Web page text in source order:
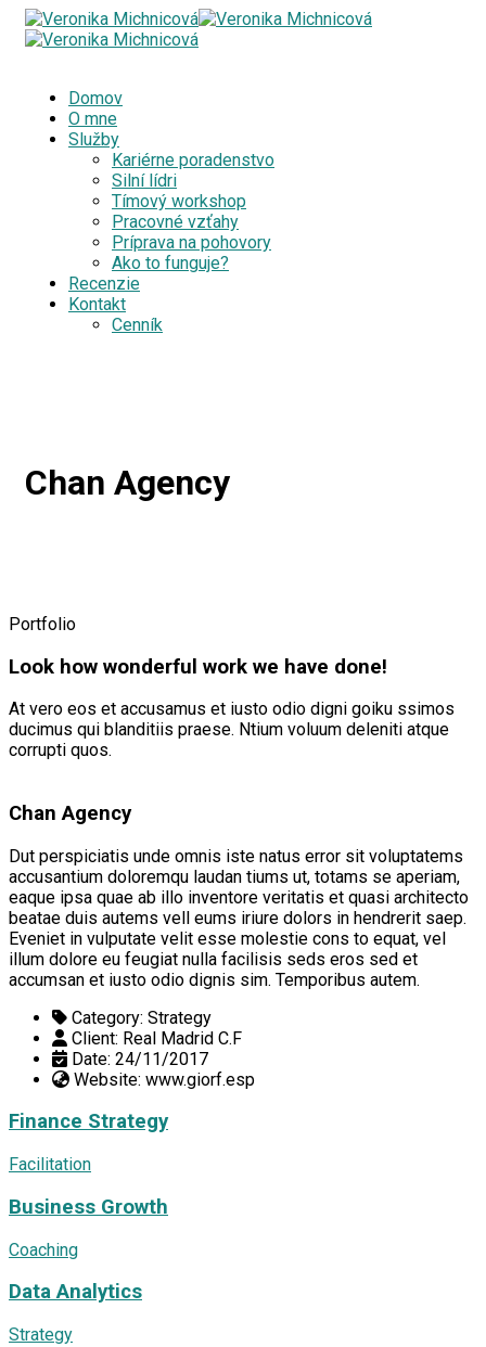
Domov
O mne
Služby
Kariérne poradenstvo
Silní lídri
Tímový workshop
Pracovné vzťahy
Príprava na pohovory
Ako to funguje?
Recenzie
Kontakt
Cenník
Chan Agency
Portfolio
Look how wonderful work we have done!
At vero eos et accusamus et iusto odio digni goiku ssimos
ducimus qui blanditiis praese. Ntium voluum deleniti atque
corrupti quos.
Chan Agency
Dut perspiciatis unde omnis iste natus error sit voluptatems
accusantium doloremqu laudan tiums ut, totams se aperiam,
eaque ipsa quae ab illo inventore veritatis et quasi architecto
beatae duis autems vell eums iriure dolors in hendrerit saep.
Eveniet in vulputate velit esse molestie cons to equat, vel
illum dolore eu feugiat nulla facilisis seds eros sed et
accumsan et iusto odio dignis sim. Temporibus autem.
Category: Strategy
Client: Real Madrid C.F
Date: 24/11/2017
Website: www.giorf.esp
Finance Strategy
Facilitation
Business Growth
Coaching
Data Analytics
Strategy